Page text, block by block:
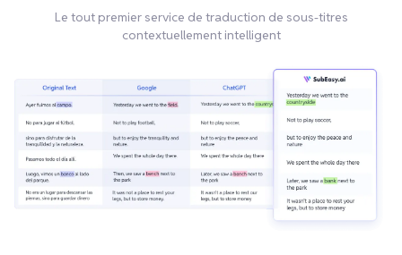
Le tout premier service de traduction de sous-titres
contextuellement intelligent